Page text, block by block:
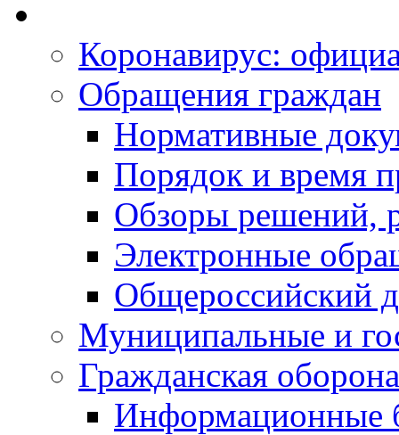
Коронавирус:
Обращения граждан
Нормативные
Порядок и время
Обзоры решений,
Электронные
Общероссийский
Муниципальные и
Гражданская
Информационные